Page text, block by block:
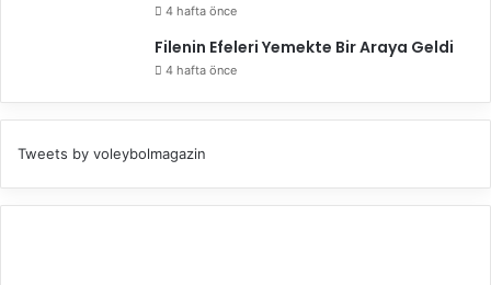
4 hafta önce
Filenin Efeleri Yemekte Bir Araya Geldi
4 hafta önce
Tweets by voleybolmagazin